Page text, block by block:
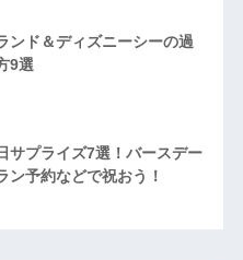
ンド＆ディズニーシーの過
9選
サプライズ7選！バースデー
ン予約などで祝おう！